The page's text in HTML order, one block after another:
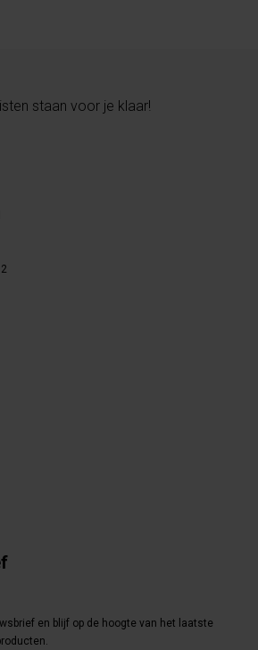
staan voor je klaar!
en blijf op de hoogte van het laatste